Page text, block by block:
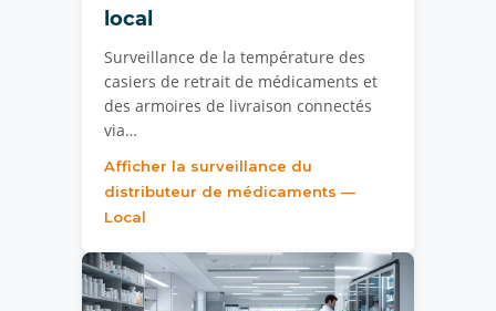
local
Surveillance de la température des
casiers de retrait de médicaments et
des armoires de livraison connectés
via…
Afficher la surveillance du
distributeur de médicaments —
Local